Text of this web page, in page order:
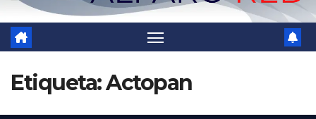
Etiqueta:Actopan